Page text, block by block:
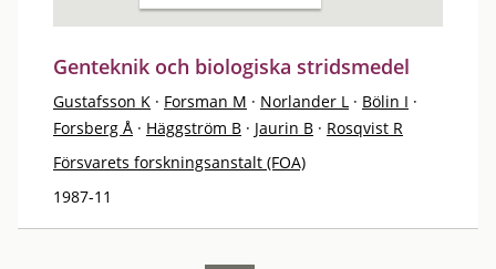
Genteknik och biologiska stridsmedel
Gustafsson K · Forsman M · Norlander L · Bölin I ·
Forsberg Å · Häggström B · Jaurin B · Rosqvist R
Försvarets forskningsanstalt (FOA)
1987-11